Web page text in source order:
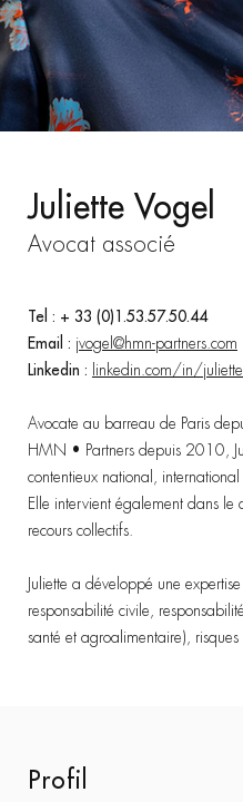
Juliette Vogel
Avocat associé
Tel : + 33 (0)1.53.57.50.44
Email : jvogel@hmn-partners.com
Linkedin : linkedin.com/in/
Avocate au barreau de Paris
HMN • Partners depuis 2010,
contentieux national,
Elle intervient également dans
recours collectifs.
Juliette a développé une
responsabilité civile,
santé et agroalimentaire),
Profil